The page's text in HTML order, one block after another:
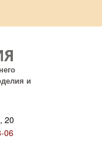
и
20
06